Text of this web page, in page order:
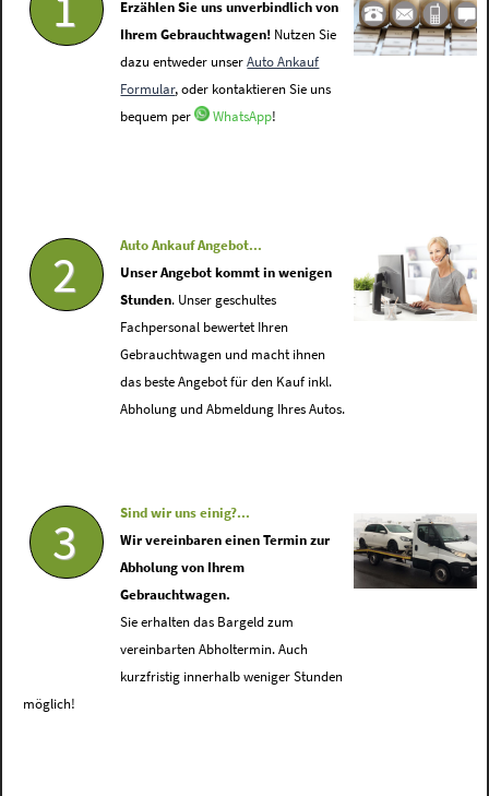
Erzählen Sie uns unverbindlich von
Ihrem Gebrauchtwagen! Nutzen Sie
dazu entweder unserAuto Ankauf
Formular, oder kontaktieren Sie uns
bequem per
WhatsApp!
2
Auto Ankauf Angebot...
Unser Angebot kommt in wenigen
Stunden. Unser geschultes
Fachpersonal bewertet Ihren
Gebrauchtwagen und macht ihnen
das beste Angebot für den Kauf inkl.
Abholung und Abmeldung Ihres Autos.
3
Sind wir uns einig?...
Wir vereinbaren einen Termin zur
Abholung von Ihrem
Gebrauchtwagen.
Sie erhalten das Bargeld zum
vereinbarten Abholtermin. Auch
kurzfristig innerhalb weniger Stunden
möglich!